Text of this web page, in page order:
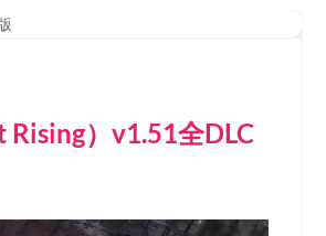
Rising）v1.51全DLC